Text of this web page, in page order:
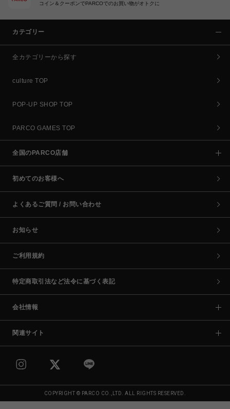
コイン＆クーポンでPARCOでのお買い物がオトクに
カテゴリー
全カテゴリーから探す
culture TOP
POP-UP SHOP TOP
PARCO GAMES TOP
全国のPARCO店舗
初めてのお客様へ
よくあるご質問 / お問い合わせ
お知らせ
ご利用規約
特定商取引法など法令に基づく表記
会社情報
関連サイト
COPYRIGHT © PARCO CO.,LTD. ALL RIGHTS RESERVED.